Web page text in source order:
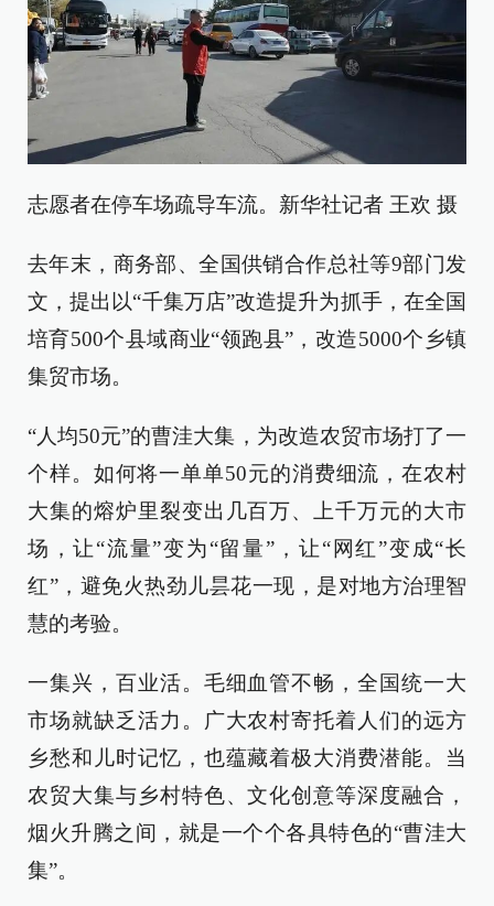
志愿者在停车场疏导车流。新华社记者 王欢 摄
去年末，商务部、全国供销合作总社等9部门发
文，提出以“千集万店”改造提升为抓手，在全国
培育500个县域商业“领跑县”，改造5000个乡镇
集贸市场。
“人均50元”的曹洼大集，为改造农贸市场打了一
个样。如何将一单单50元的消费细流，在农村
大集的熔炉里裂变出几百万、上千万元的大市
场，让“流量”变为“留量”，让“网红”变成“长
红”，避免火热劲儿昙花一现，是对地方治理智
慧的考验。
一集兴，百业活。毛细血管不畅，全国统一大
市场就缺乏活力。广大农村寄托着人们的远方
乡愁和儿时记忆，也蕴藏着极大消费潜能。当
农贸大集与乡村特色、文化创意等深度融合，
烟火升腾之间，就是一个个各具特色的“曹洼大
集”。